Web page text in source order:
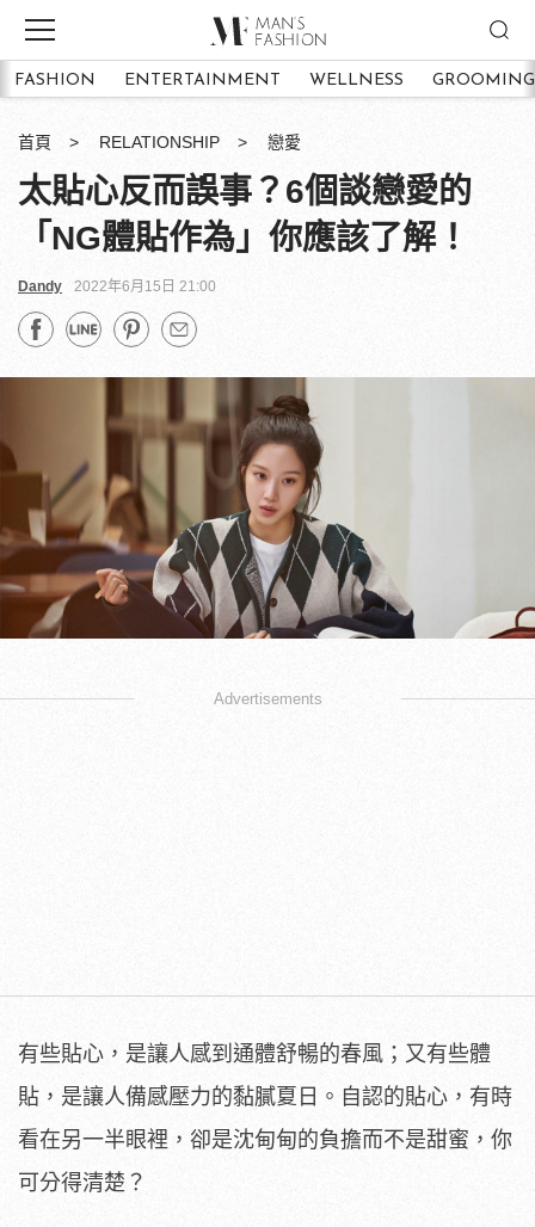
FASHION ENTERTAINMENT WELLNESS GROOMING
首頁 RELATIONSHIP 戀愛
太貼心反而誤事？6個談戀愛的
「NG體貼作為」你應該了解！
Dandy 2022年6月15日 21:00
Advertisements
有些貼心，是讓人感到通體舒暢的春風；又有些體
貼，是讓人備感壓力的黏膩夏日。自認的貼心，有時
看在另一半眼裡，卻是沈甸甸的負擔而不是甜蜜，你
可分得清楚？